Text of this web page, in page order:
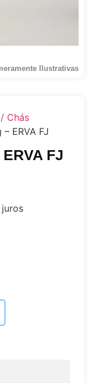
Ilustrativas
Chás
ERVA FJ
FJ
juros